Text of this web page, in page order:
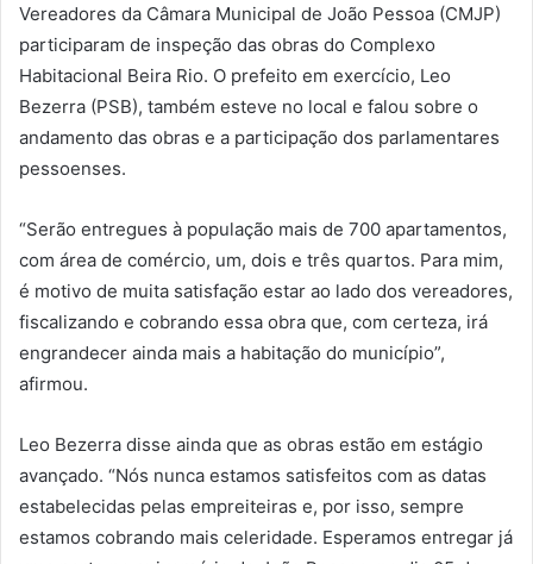
Vereadores da Câmara Municipal de João Pessoa (CMJP)
participaram de inspeção das obras do Complexo
Habitacional Beira Rio. O prefeito em exercício, Leo
Bezerra (PSB), também esteve no local e falou sobre o
andamento das obras e a participação dos parlamentares
pessoenses.
“Serão entregues à população mais de 700 apartamentos,
com área de comércio, um, dois e três quartos. Para mim,
é motivo de muita satisfação estar ao lado dos vereadores,
fiscalizando e cobrando essa obra que, com certeza, irá
engrandecer ainda mais a habitação do município”,
afirmou.
Leo Bezerra disse ainda que as obras estão em estágio
avançado. “Nós nunca estamos satisfeitos com as datas
estabelecidas pelas empreiteiras e, por isso, sempre
estamos cobrando mais celeridade. Esperamos entregar já